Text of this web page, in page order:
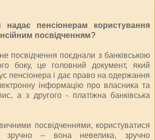
надає пенсіонерам користування
посвідченням?
посвідчення поєднали з банківською
боку, це головний документ, який
пенсіонера і дає право на одержання
інформацію про власника та
а з другого - платіжна банківська
посвідченнями, користуватися
зручно – вона невелика, зручно